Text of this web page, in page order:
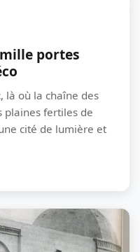
portes
là où la chaîne des
plaines fertiles de
cité de lumière et